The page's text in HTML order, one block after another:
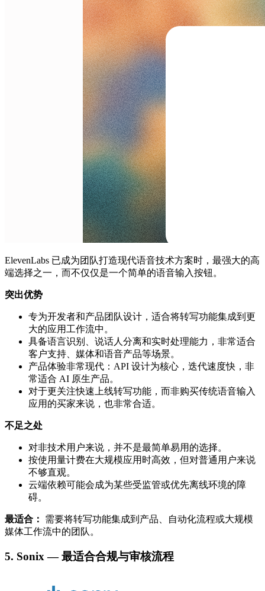
ElevenLabs 已成为团队打造现代语音技术方案时，最强大的高
端选择之一，而不仅仅是一个简单的语音输入按钮。
突出优势
专为开发者和产品团队设计，适合将转写功能集成到更
大的应用工作流中。
具备语言识别、说话人分离和实时处理能力，非常适合
客户支持、媒体和语音产品等场景。
产品体验非常现代：API 设计为核心，迭代速度快，非
常适合 AI 原生产品。
对于更关注快速上线转写功能，而非购买传统语音输入
应用的买家来说，也非常合适。
不足之处
对非技术用户来说，并不是最简单易用的选择。
按使用量计费在大规模应用时高效，但对普通用户来说
不够直观。
云端依赖可能会成为某些受监管或优先离线环境的障
碍。
最适合：
需要将转写功能集成到产品、自动化流程或大规模
媒体工作流中的团队。
5. Sonix — 最适合合规与审核流程